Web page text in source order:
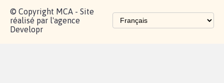
© Copyright MCA - Site
réalisé par l'agence
Developr